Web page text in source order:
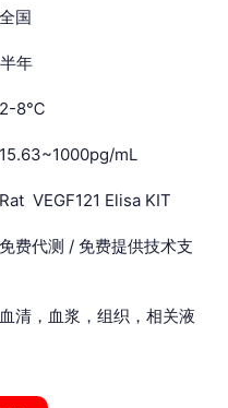
国
年
2-8℃
mL
VEGF121 Elisa KIT
费代测 / 免费提供技术支
清，血浆，组织，相关液